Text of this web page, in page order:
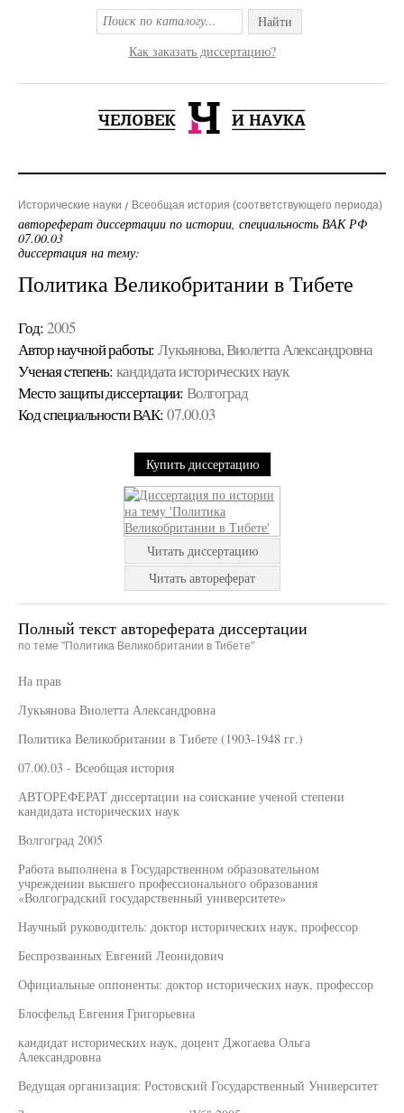
Найти
Как заказать диссертацию?
Исторические науки Всеобщая история (соответствующего периода)
автореферат диссертации по истории, специальность ВАК РФ
07.00.03
диссертация на тему:
Политика Великобритании в Тибете
Год: 2005
Автор научной работы: Лукьянова, Виолетта Александровна
Ученая cтепень: кандидата исторических наук
Место защиты диссертации: Волгоград
Код cпециальности ВАК: 07.00.03
Купить диссертацию
Читать диссертацию
Читать автореферат
Полный текст автореферата диссертации
по теме "Политика Великобритании в Тибете"
На прав
Лукьянова Виолетта Александровна
Политика Великобритании в Тибете (1903-1948 гг.)
07.00.03 - Всеобщая история
АВТОРЕФЕРАТ диссертации на соискание ученой степени
кандидата исторических наук
Волгоград 2005
Работа выполнена в Государственном образовательном
учреждении высшего профессионального образования
«Волгоградский государственный университете»
Научный руководитель: доктор исторических наук, профессор
Беспрозванных Евгений Леонидович
Официальные оппоненты: доктор исторических наук, профессор
Блосфельд Евгения Григорьевна
кандидат исторических наук, доцент Джогаева Ольга
Александровна
Ведущая организация: Ростовский Государственный Университет